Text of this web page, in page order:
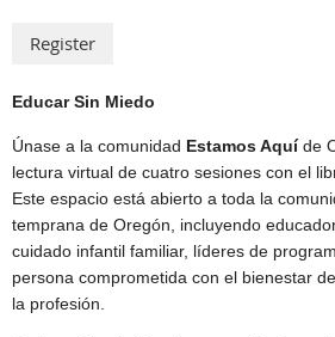
Educar Sin Miedo
Únase a la comunidad Estamos Aquíde
lectura virtual de cuatro sesiones con el
Este espacio está abierto a toda la
temprana de Oregón, incluyendo
cuidado infantil familiar, líderes de
persona comprometida con el bienestar
la profesión.